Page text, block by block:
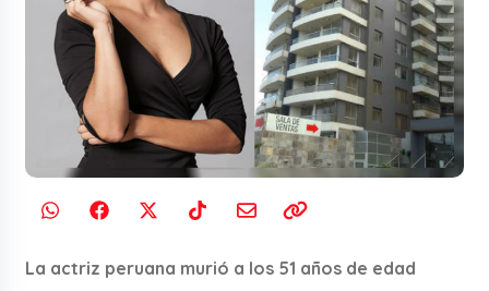
La actriz peruana murió a los 51 años de edad